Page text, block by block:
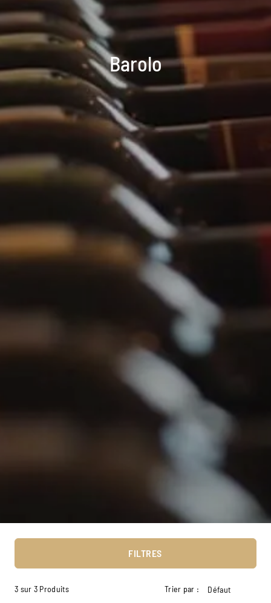
Barolo
FILTRES
3 sur 3 Produits Trier par : Défaut